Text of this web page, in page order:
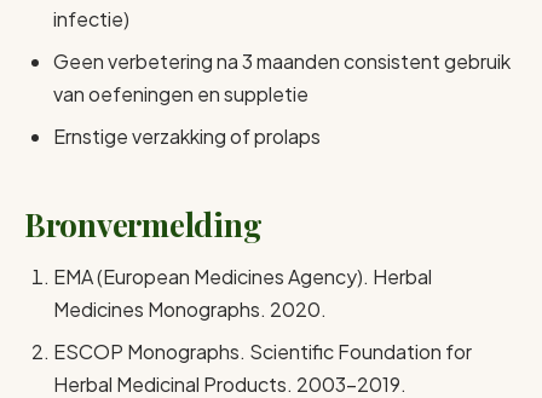
infectie)
Geen verbetering na 3 maanden consistent gebruik
van oefeningen en suppletie
Ernstige verzakking of prolaps
Bronvermelding
EMA (European Medicines Agency). Herbal
Medicines Monographs. 2020.
ESCOP Monographs. Scientific Foundation for
Herbal Medicinal Products. 2003–2019.